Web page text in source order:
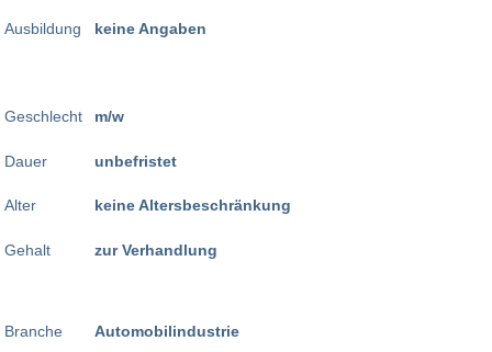
Ausbildung
Geschlecht
Dauer
Alter
Gehalt
keine Angaben
m/w
unbefristet
keine Altersbeschränkung
zur Verhandlung
Branche Automobilindustrie